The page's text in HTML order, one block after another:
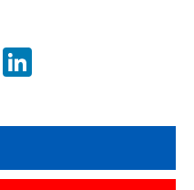
Threads